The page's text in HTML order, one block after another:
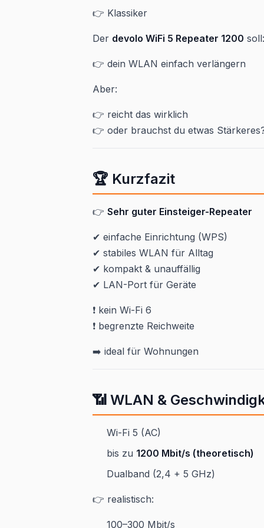
👉 Klassiker
Der devolo WiFi 5 Repeater 1200 soll:
👉 dein WLAN einfach verlängern
Aber:
👉 reicht das wirklich
👉 oder brauchst du etwas
🏆 Kurzfazit
👉 Sehr guter Einsteiger-Repeater
✔ einfache Einrichtung (WPS)
✔ stabiles WLAN für Alltag
✔ kompakt & unauffällig
✔ LAN-Port für Geräte
❗ kein Wi-Fi 6
❗ begrenzte Reichweite
➡️ ideal für Wohnungen
📶 WLAN &
Wi-Fi 5 (AC)
bis zu 1200 Mbit/s (theoretisch)
Dualband (2,4 + 5 GHz)
👉 realistisch:
100–300 Mbit/s